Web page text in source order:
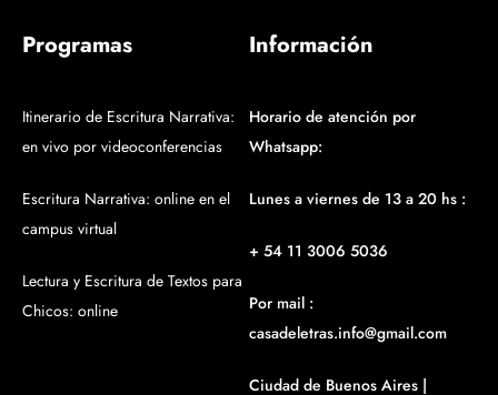
Programas
Itinerario de Escritura Narrativa:
en vivo por videoconferencias
Escritura Narrativa: online en el
campus virtual
Lectura y Escritura de Textos para
Chicos: online
Información
Horario de atención por
Whatsapp:
Lunes a viernes de 13 a 20 hs :
+ 54 11 3006 5036
Por mail :
casadeletras.info@gmail.com
Ciudad de Buenos Aires |